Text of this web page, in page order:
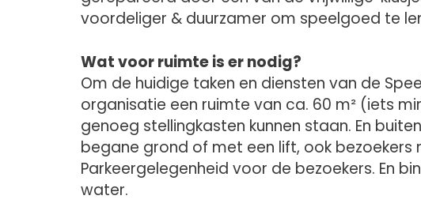
voordeliger & duurzamer om speelgoed te
Wat voor ruimte is er nodig?
Om de huidige taken en diensten van de
organisatie een ruimte van ca. 60 m² (iets
genoeg stellingkasten kunnen staan. En
begane grond of met een lift, ook
Parkeergelegenheid voor de bezoekers. En
water.